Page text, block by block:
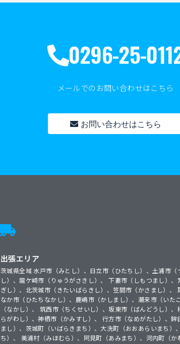
0296-25-
メールでのお問い合わせはこちら
お問い合わせはこちら
出張エリア
茨城県全域 水戸市（みとし）、日立市（ひたちし）、土浦市
し）、龍ケ崎市（りゅうがさきし）、 下妻市（しもつまし）
ぎし）、北茨城市（きたいばらきし）、笠間市（かさまし）
なか市（ひたちなかし）、鹿嶋市（かしまし）、潮来市（い
（なかし）、 筑西市（ちくせいし）、坂東市（ばんどうし）
らがわし）、神栖市（かみすし）、 行方市（なめがたし）、
まし）、茨城町（いばらきまち）、大洗町（おおあらいまち
ち）、 美浦村（みほむら）、阿見町（あみまち）、河内町（